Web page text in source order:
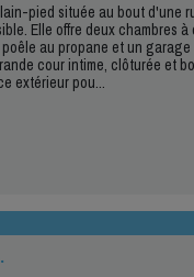
pied située au bout d'une
Elle offre deux chambres à
au propane et un
cour intime, clôturée et
extérieur pou...